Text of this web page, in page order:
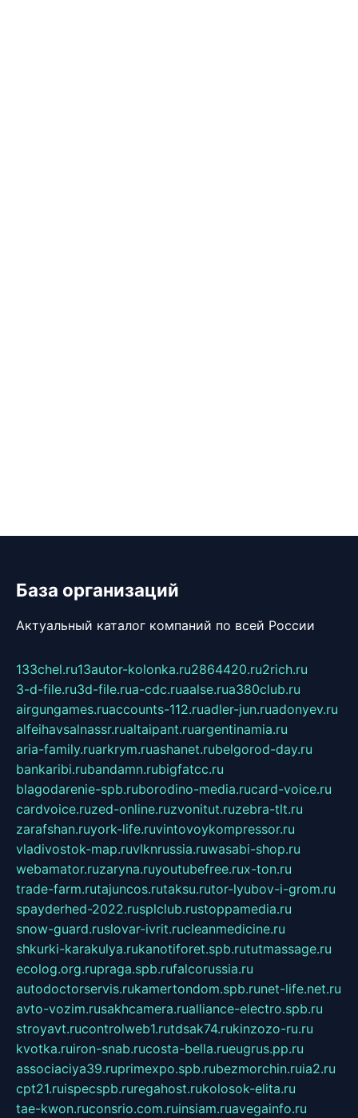
База организаций
Актуальный каталог компаний по всей России
133chel.ru13autor-kolonka.ru2864420.ru2rich.ru
3-d-file.ru3d-file.rua-cdc.ruaalse.rua380club.ru
airgungames.ruaccounts-112.ruadler-jun.ruadonyev.ru
alfeihavsalnassr.rualtaipant.ruargentinamia.ru
aria-family.ruarkrym.ruashanet.rubelgorod-day.ru
bankaribi.rubandamn.rubigfatcc.ru
blagodarenie-spb.ruborodino-media.rucard-voice.ru
cardvoice.ruzed-online.ruzvonitut.ruzebra-tlt.ru
zarafshan.ruyork-life.ruvintovoykompressor.ru
vladivostok-map.ruvlknrussia.ruwasabi-shop.ru
webamator.ruzaryna.ruyoutubefree.rux-ton.ru
trade-farm.rutajuncos.rutaksu.rutor-lyubov-i-grom.ru
spayderhed-2022.rusplclub.rustoppamedia.ru
snow-guard.ruslovar-ivrit.rucleanmedicine.ru
shkurki-karakulya.rukanotiforet.spb.rututmassage.ru
ecolog.org.rupraga.spb.rufalcorussia.ru
autodoctorservis.rukamertondom.spb.runet-life.net.ru
avto-vozim.rusakhcamera.rualliance-electro.spb.ru
stroyavt.rucontrolweb1.rutdsak74.rukinzozo-ru.ru
kvotka.ruiron-snab.rucosta-bella.rueugrus.pp.ru
associaciya39.ruprimexpo.spb.rubezmorchin.ruia2.ru
cpt21.ruispecspb.ruregahost.rukolosok-elita.ru
tae-kwon.ruconsrio.com.ruinsiam.ruavegainfo.ru